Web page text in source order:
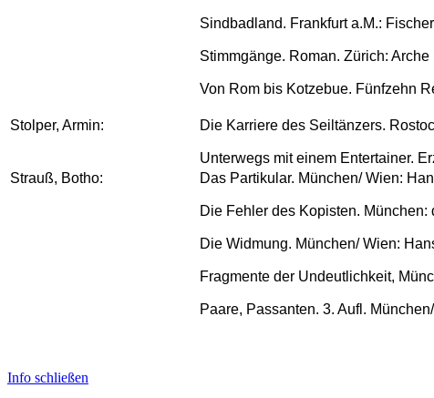
Sindbadland. Frankfurt a.M.:
Stimmgänge. Roman. Zürich: Arche
Von Rom bis Kotzebue. Fünfzehn
Stolper, Armin: Die Karriere des Seiltänzers.
Unterwegs mit einem Entertainer.
Strauß, Botho:
Das Partikular. München/ Wien:
Die Fehler des Kopisten. München:
Die Widmung. München/ Wien:
Fragmente der Undeutlichkeit,
Paare, Passanten. 3. Aufl.
Info schließen